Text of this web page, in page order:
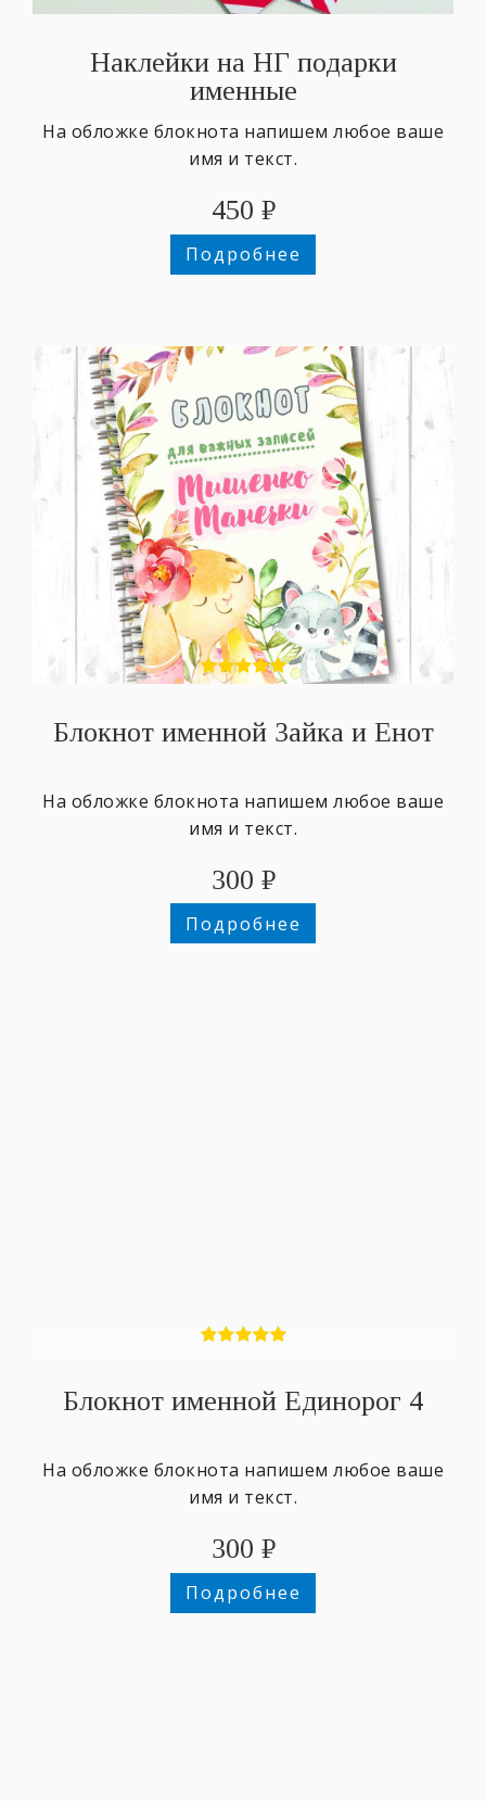
Наклейки на НГ подарки
именные
На обложке блокнота напишем любое ваше
имя и текст.
450 ₽
Подробнее
Блокнот именной Зайка и Енот
На обложке блокнота напишем любое ваше
имя и текст.
300 ₽
Подробнее
Блокнот именной Единорог 4
На обложке блокнота напишем любое ваше
имя и текст.
300 ₽
Подробнее